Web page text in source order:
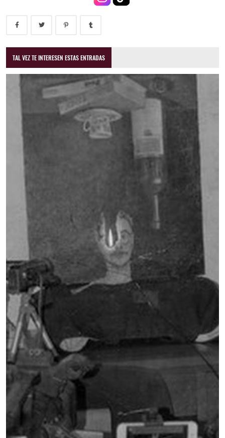
TAL VEZ TE INTERESEN ESTAS ENTRADAS